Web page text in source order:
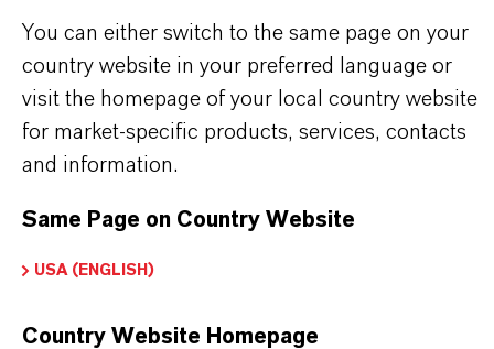
partnerschaftliches Denken. Im Mittelpunkt
unseres Handelns stehen jedoch Sie: unsere
Kunden. Unsere Kunden profitieren von
maßgeschneiderten Lösungen, globaler Präsenz
und einem tiefen Verständnis ihrer Märkte. Hier
LANXESS der richtige Partner für Ihr Unternehmen
ist.
IM MITTELPUNKT STEHEN SIE: UNSERE
You can either switch to the same page on your
country website in your preferred language or
visit the homepage of your local country website
for market-specific products, services, contacts
and information.
Same Page on Country Website
USA (ENGLISH)
Country Website Homepage